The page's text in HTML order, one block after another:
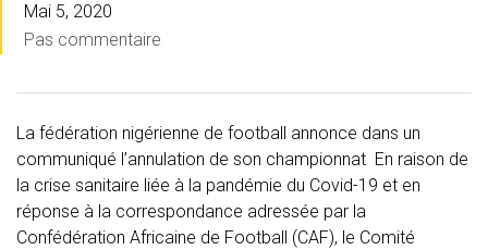
Mai 5, 2020
Pas commentaire
La fédération nigérienne de football annonce dans un
communiqué l’annulation de son championnat En raison de
la crise sanitaire liée à la pandémie du Covid-19 et en
réponse à la correspondance adressée par la
Confédération Africaine de Football (CAF), le Comité